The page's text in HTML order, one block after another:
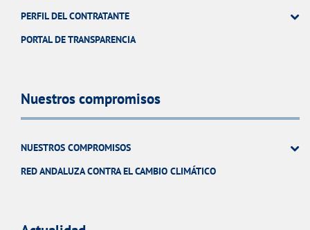
PERFIL DEL CONTRATANTE
PORTAL DE TRANSPARENCIA
Nuestros compromisos
NUESTROS COMPROMISOS
RED ANDALUZA CONTRA EL CAMBIO CLIMÁTICO